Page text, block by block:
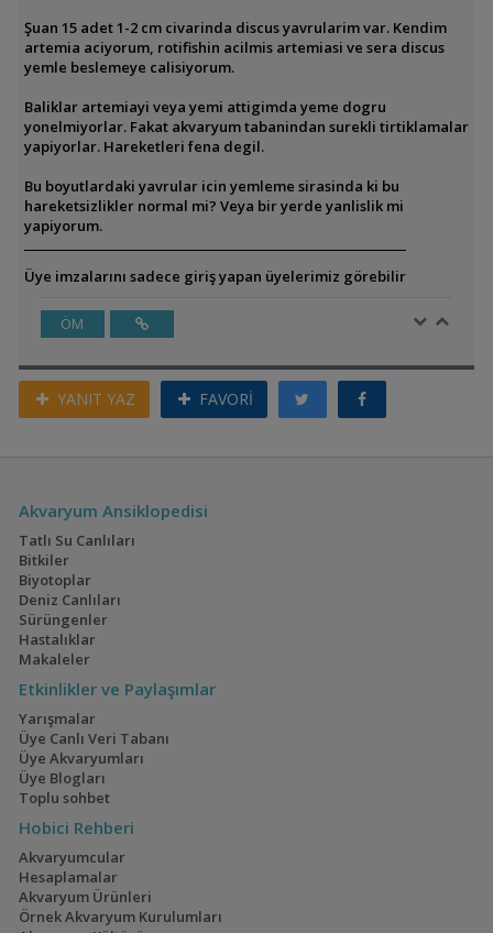
Şuan 15 adet 1-2 cm civarinda discus yavrularim var. Kendim
artemia aciyorum, rotifishin acilmis artemiasi ve sera discus
yemle beslemeye calisiyorum.
Baliklar artemiayi veya yemi attigimda yeme dogru
yonelmiyorlar. Fakat akvaryum tabanindan surekli tirtiklamalar
yapiyorlar. Hareketleri fena degil.
Bu boyutlardaki yavrular icin yemleme sirasinda ki bu
hareketsizlikler normal mi? Veya bir yerde yanlislik mi
yapiyorum.
Üye imzalarını sadece giriş yapan üyelerimiz görebilir
ÖM
YANIT YAZ FAVORİ
Akvaryum Ansiklopedisi
Tatlı Su Canlıları
Bitkiler
Biyotoplar
Deniz Canlıları
Sürüngenler
Hastalıklar
Makaleler
Etkinlikler ve Paylaşımlar
Yarışmalar
Üye Canlı Veri Tabanı
Üye Akvaryumları
Üye Blogları
Toplu sohbet
Hobici Rehberi
Akvaryumcular
Hesaplamalar
Akvaryum Ürünleri
Örnek Akvaryum Kurulumları